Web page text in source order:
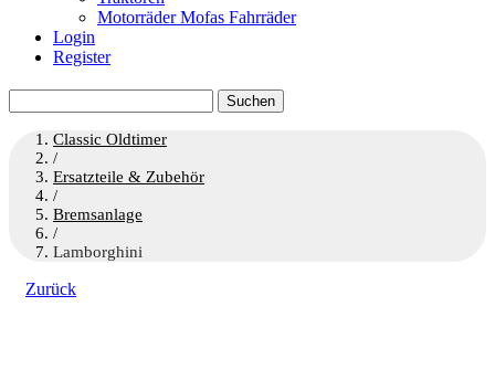
Motorräder Mofas Fahrräder
Login
Register
nach:
Classic Oldtimer
/
Ersatzteile & Zubehör
/
Bremsanlage
/
Lamborghini
Zurück